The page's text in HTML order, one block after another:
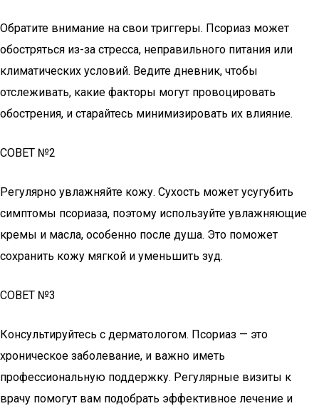
Обратите внимание на свои триггеры. Псориаз может
обостряться из-за стресса, неправильного питания или
климатических условий. Ведите дневник, чтобы
отслеживать, какие факторы могут провоцировать
обострения, и старайтесь минимизировать их влияние.
СОВЕТ №2
Регулярно увлажняйте кожу. Сухость может усугубить
симптомы псориаза, поэтому используйте увлажняющие
кремы и масла, особенно после душа. Это поможет
сохранить кожу мягкой и уменьшить зуд.
СОВЕТ №3
Консультируйтесь с дерматологом. Псориаз — это
хроническое заболевание, и важно иметь
профессиональную поддержку. Регулярные визиты к
врачу помогут вам подобрать эффективное лечение и